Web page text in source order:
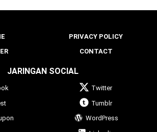
PRIVACY POLICY
CONTACT
JARINGAN SOCIAL
Twitter
Tumblr
WordPress